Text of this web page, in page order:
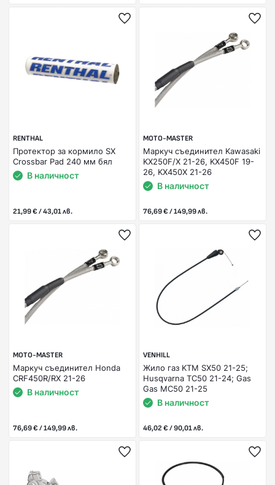
RENTHAL
Протектор за кормило SX
Crossbar Pad 240 мм бял
В наличност
21,99 € / 43,01 лв.
MOTO-MASTER
Маркуч съединител Kawasaki
KX250F/X 21-26, KX450F 19-
26, KX450X 21-26
В наличност
76,69 € / 149,99 лв.
MOTO-MASTER
Маркуч съединител Honda
CRF450R/RX 21-26
В наличност
76,69 € / 149,99 лв.
VENHILL
Жило газ KTM SX50 21-25;
Husqvarna TC50 21-24; Gas
Gas MC50 21-25
В наличност
46,02 € / 90,01 лв.